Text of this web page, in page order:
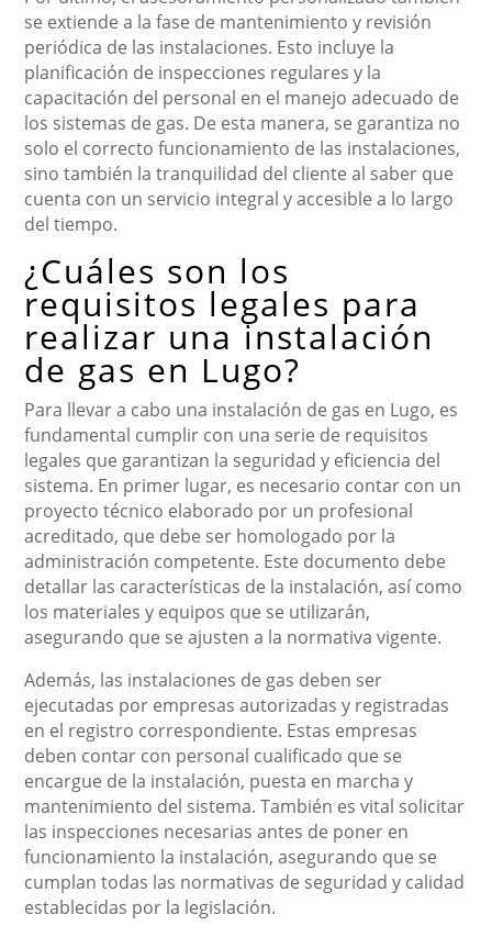
se extiende a la fase de mantenimiento y revisión
periódica de las instalaciones. Esto incluye la
planificación de inspecciones regulares y la
capacitación del personal en el manejo adecuado de
los sistemas de gas. De esta manera, se garantiza no
solo el correcto funcionamiento de las instalaciones,
sino también la tranquilidad del cliente al saber que
cuenta con un servicio integral y accesible a lo largo
del tiempo.
¿Cuáles son los
requisitos legales para
realizar una instalación
de gas en Lugo?
Para llevar a cabo una instalación de gas en Lugo, es
fundamental cumplir con una serie de requisitos
legales que garantizan la seguridad y eficiencia del
sistema. En primer lugar, es necesario contar con un
proyecto técnico elaborado por un profesional
acreditado, que debe ser homologado por la
administración competente. Este documento debe
detallar las características de la instalación, así como
los materiales y equipos que se utilizarán,
asegurando que se ajusten a la normativa vigente.
Además, las instalaciones de gas deben ser
ejecutadas por empresas autorizadas y registradas
en el registro correspondiente. Estas empresas
deben contar con personal cualificado que se
encargue de la instalación, puesta en marcha y
mantenimiento del sistema. También es vital solicitar
las inspecciones necesarias antes de poner en
funcionamiento la instalación, asegurando que se
cumplan todas las normativas de seguridad y calidad
establecidas por la legislación.